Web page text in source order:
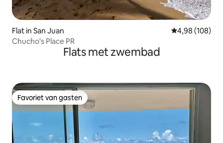
Flat in San Juan Gemiddelde
4,98 (108)
Chucho's Place PR
Flats met zwembad
Favoriet van gasten
Favoriet van gasten